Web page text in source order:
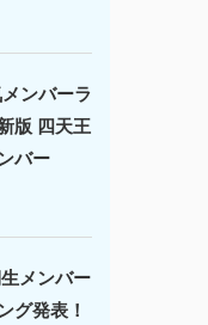
ンバーラ
版 四天王
バー
メンバー
グ発表！